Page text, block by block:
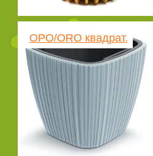
ОРО/ORO квадрат.